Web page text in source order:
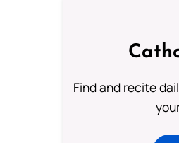
Find and recite